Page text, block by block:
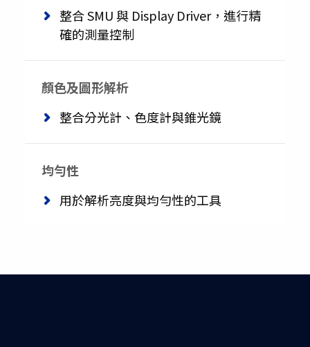
整合 SMU 與 Display Driver，進行精
確的測量控制
顏色及圖形解析
整合分光計、色度計與錐光鏡
均勻性
用於解析亮度與均勻性的工具